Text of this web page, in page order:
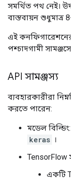
সমর্থিত পথ নেই।
বাস্তবায়ন শুধুমাত্র
এই
পশ্চাদগামী
API সামঞ্জস্য
ব্যবহারকারীরা
করতে পারেন:
মডেল
keras ।
TensorFlow
একটি